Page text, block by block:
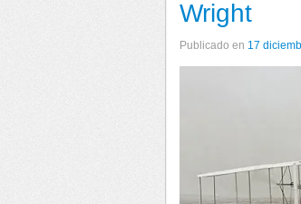
Wright
Publicado en 17